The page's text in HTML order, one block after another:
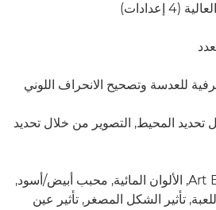
للعدسة وتصحيح الانحراف اللوني
المحيط, التصوير من خلال تحديد
المرشحات الإبداعية (Art Bold, الألوان المائية, محبب أبيض/أسود,
تأثير الشكل المصغر, تأثير عين